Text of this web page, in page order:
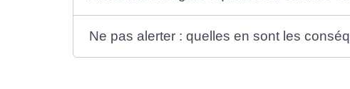
Ne pas alerter : quelles en sont les